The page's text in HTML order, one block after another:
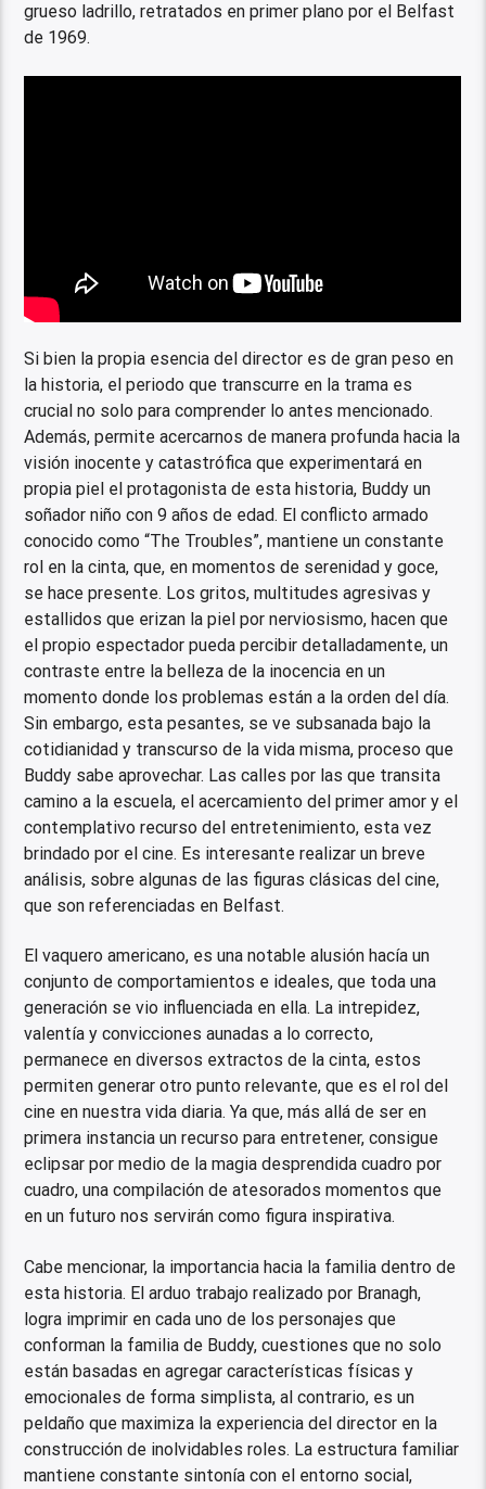
grueso ladrillo, retratados en primer plano por el Belfast
de 1969.
Si bien la propia esencia del director es de gran peso en
la historia, el periodo que transcurre en la trama es
crucial no solo para comprender lo antes mencionado.
Además, permite acercarnos de manera profunda hacia la
visión inocente y catastrófica que experimentará en
propia piel el protagonista de esta historia, Buddy un
soñador niño con 9 años de edad. El conflicto armado
conocido como “The Troubles”, mantiene un constante
rol en la cinta, que, en momentos de serenidad y goce,
se hace presente. Los gritos, multitudes agresivas y
estallidos que erizan la piel por nerviosismo, hacen que
el propio espectador pueda percibir detalladamente, un
contraste entre la belleza de la inocencia en un
momento donde los problemas están a la orden del día.
Sin embargo, esta pesantes, se ve subsanada bajo la
cotidianidad y transcurso de la vida misma, proceso que
Buddy sabe aprovechar. Las calles por las que transita
camino a la escuela, el acercamiento del primer amor y el
contemplativo recurso del entretenimiento, esta vez
brindado por el cine. Es interesante realizar un breve
análisis, sobre algunas de las figuras clásicas del cine,
que son referenciadas en Belfast.
El vaquero americano, es una notable alusión hacía un
conjunto de comportamientos e ideales, que toda una
generación se vio influenciada en ella. La intrepidez,
valentía y convicciones aunadas a lo correcto,
permanece en diversos extractos de la cinta, estos
permiten generar otro punto relevante, que es el rol del
cine en nuestra vida diaria. Ya que, más allá de ser en
primera instancia un recurso para entretener, consigue
eclipsar por medio de la magia desprendida cuadro por
cuadro, una compilación de atesorados momentos que
en un futuro nos servirán como figura inspirativa.
Cabe mencionar, la importancia hacia la familia dentro de
esta historia. El arduo trabajo realizado por Branagh,
logra imprimir en cada uno de los personajes que
conforman la familia de Buddy, cuestiones que no solo
están basadas en agregar características físicas y
emocionales de forma simplista, al contrario, es un
peldaño que maximiza la experiencia del director en la
construcción de inolvidables roles. La estructura familiar
mantiene constante sintonía con el entorno social,